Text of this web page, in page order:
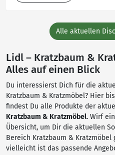
Alle aktuellen
Lidl – Kratzbaum &
Alles auf einen Blick
Du interessierst Dich für die
Kratzbaum & Kratzmöbel? Hier
findest Du alle Produkte der
Kratzbaum & Kratzmöbel. Wirf
Übersicht, um Dir die aktuellen
Bereich Kratzbaum & Kratzmöbel
vielleicht ist das passende